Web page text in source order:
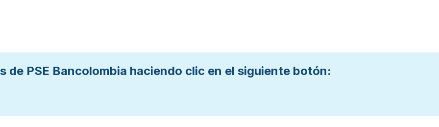
de PSE Bancolombia haciendo clic en el siguiente botón: